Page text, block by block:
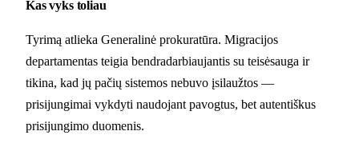
Kas vyks toliau
Tyrimą atlieka Generalinė prokuratūra. Migracijos
departamentas teigia bendradarbiaujantis su teisėsauga ir
tikina, kad jų pačių sistemos nebuvo įsilaužtos —
prisijungimai vykdyti naudojant pavogtus, bet autentiškus
prisijungimo duomenis.